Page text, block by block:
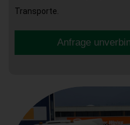
Transporte.
Anfrage